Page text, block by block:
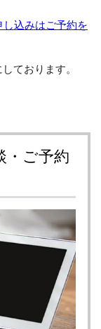
し込みはご予約を
ております。
・ご予約